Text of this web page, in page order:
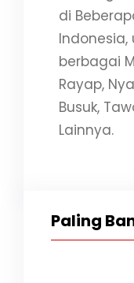
di
berbagai
Rayap,
Busuk,
Lainnya.
Paling